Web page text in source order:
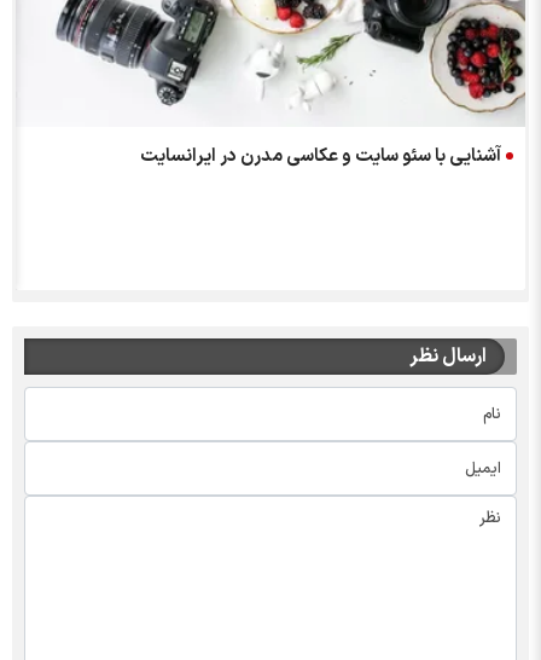
آشنایی با سئو سایت و عکاسی مدرن در ایرانسایت
ارسال نظر